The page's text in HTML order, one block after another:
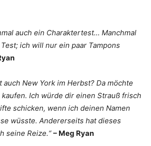
auch ein Charaktertest… Manchmal
ich will nur ein paar Tampons
auch New York im Herbst? Da möchte
Ich würde dir einen Strauß frisch
schicken, wenn ich deinen Namen
wüsste. Andererseits hat dieses
seine Reize.“– Meg Ryan